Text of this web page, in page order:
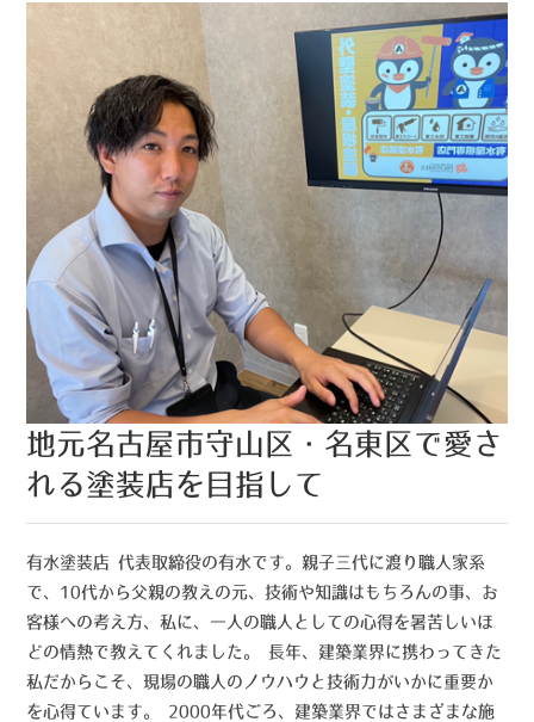
地元名古屋市守山区・名東区で愛さ
れる塗装店を目指して
有水塗装店 代表取締役の有水です。親子三代に渡り職人家系
で、10代から父親の教えの元、技術や知識はもちろんの事、お
客様への考え方、私に、一人の職人としての心得を暑苦しいほ
どの情熱で教えてくれました。 長年、建築業界に携わってきた
私だからこそ、現場の職人のノウハウと技術力がいかに重要か
を心得ています。 2000年代ごろ、建築業界ではさまざまな施